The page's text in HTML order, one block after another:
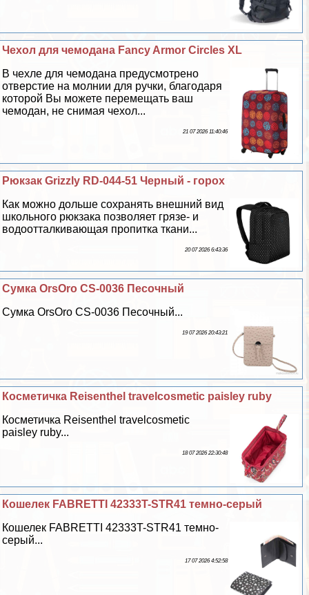
Чехол для чемодана Fancy Armor Circles XL
В чехле для чемодана предусмотрено
отверстие на молнии для ручки, благодаря
которой Вы можете перемещать ваш
чемодан, не снимая чехол...
21 07 2026 11:40:46
Рюкзак Grizzly RD-044-51 Черный - горох
Как можно дольше сохранять внешний вид
школьного рюкзака позволяет грязе- и
водоотталкивающая пропитка ткани...
20 07 2026 6:43:36
Сумка OrsOro CS-0036 Песочный
Сумка OrsOro CS-0036 Песочный...
19 07 2026 20:43:21
Косметичка Reisenthel travelcosmetic paisley ruby
Косметичка Reisenthel travelcosmetic
paisley ruby...
18 07 2026 22:30:48
Кошелек FABRETTI 42333T-STR41 темно-серый
Кошелек FABRETTI 42333T-STR41 темно-
серый...
17 07 2026 4:52:58